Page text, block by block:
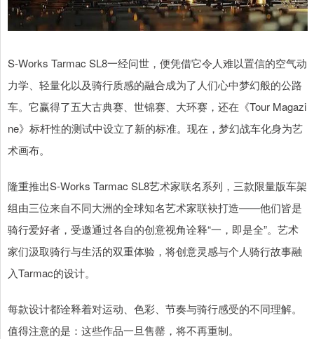
S-Works Tarmac SL8一经问世，便凭借它令人难以置信的空气动
力学、轻量化以及骑行质感的融合成为了人们心中梦幻般的公路
车。它赢得了五大古典赛、世锦赛、大环赛，还在《Tour Magazi
ne》标杆性的测试中设立了新的标准。现在，梦幻战车化身为艺
术画布。
隆重推出S-Works Tarmac SL8艺术家联名系列，三款限量版车架
组由三位来自不同大洲的全球知名艺术家联袂打造——他们皆是
骑行爱好者，受邀通过各自的创意视角诠释“一，即是全”。艺术
家们汲取骑行与生活的双重体验，将创意灵感与个人骑行故事融
入Tarmac的设计。
每款设计都诠释着对运动、色彩、节奏与骑行感受的不同理解。
值得注意的是：这些作品一旦售罄，将不再重制。